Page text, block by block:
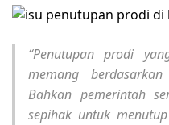
“Penutupan prodi
memang
Bahkan pemerintah
sepihak untuk